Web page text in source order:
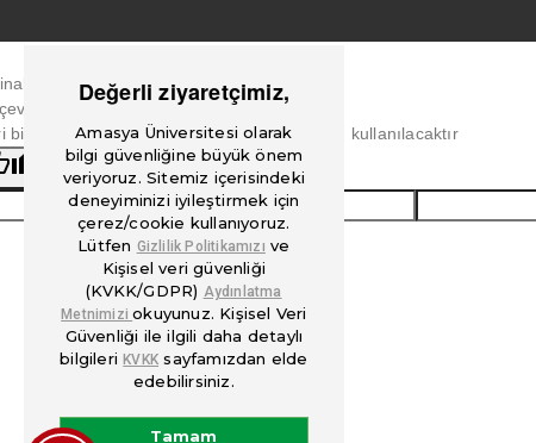
Değerli ziyaretçimiz,
Amasya Üniversitesi olarak
bilgi güvenliğine büyük önem
veriyoruz. Sitemiz içerisindeki
deneyiminizi iyileştirmek için
çerez/cookie kullanıyoruz.
Lütfen Gizlilik Politikamızı ve
Kişisel veri güvenliği
(KVKK/GDPR) Aydınlatma
Metnimiziokuyunuz. Kişisel Veri
Güvenliği ile ilgili daha detaylı
bilgileriKVKK sayfamızdan elde
edebilirsiniz.
Tamam
metin
değerlendirin
bildiriminiz, Google Çeviri'yi iyileştirmek için kullanılacaktır